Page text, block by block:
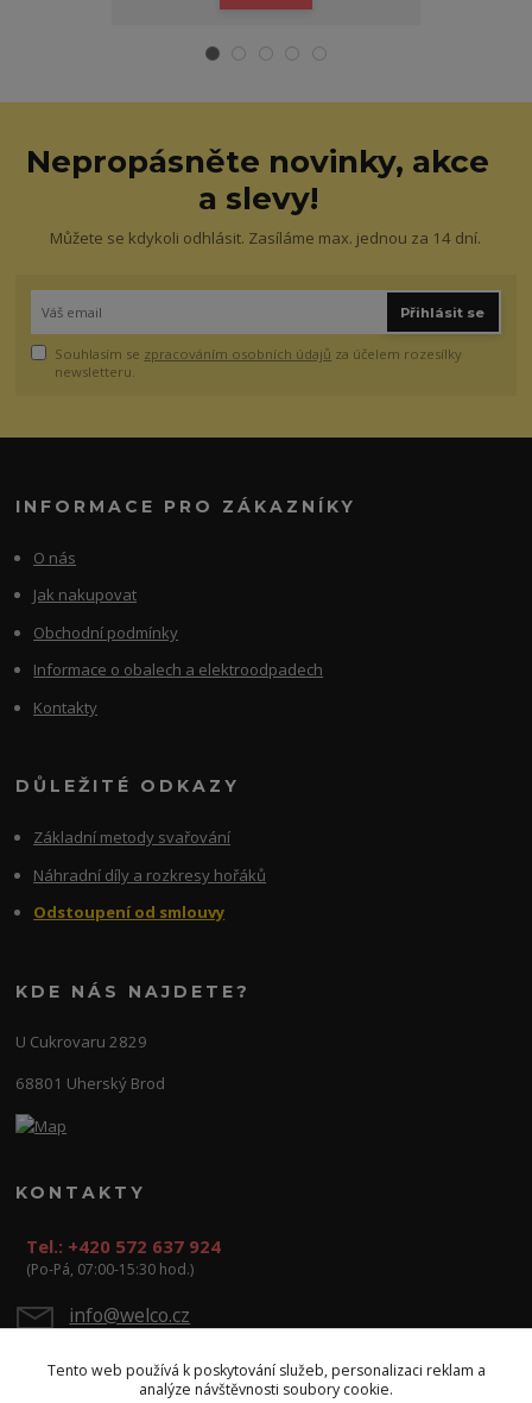
Nepropásněte novinky, akce
a slevy!
Můžete se kdykoli odhlásit. Zasíláme max. jednou za 14 dní.
Přihlásit se
Souhlasím se zpracováním osobních údajů za účelem rozesílky
newsletteru.
INFORMACE PRO ZÁKAZNÍKY
O nás
Jak nakupovat
Obchodní podmínky
Informace o obalech a elektroodpadech
Kontakty
DŮLEŽITÉ ODKAZY
Základní metody svařování
Náhradní díly a rozkresy hořáků
Odstoupení od smlouvy
KDE NÁS NAJDETE?
U Cukrovaru 2829
68801 Uherský Brod
KONTAKTY
Tel.: +420 572 637 924
(Po-Pá, 07:00-15:30 hod.)
info@welco.cz
Tento web používá k poskytování služeb, personalizaci reklam a
analýze návštěvnosti soubory cookie.